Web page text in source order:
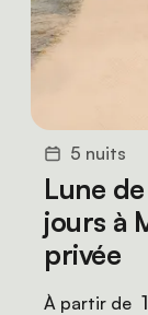
5 nuits
Lune
jours à
privée
À partir de